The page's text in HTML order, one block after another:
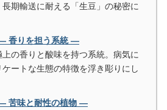
期輸送に耐える「生豆」の秘密に
香りを担う系統 ―
の香りと酸味を持つ系統。病気に
ートな生態の特徴を浮き彫りにし
苦味と耐性の植物 ―